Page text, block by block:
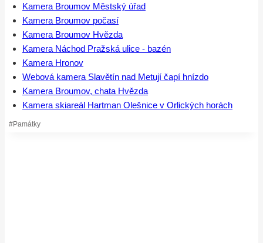
Kamera Broumov Městský úřad
Kamera Broumov počasí
Kamera Broumov Hvězda
Kamera Náchod Pražská ulice - bazén
Kamera Hronov
Webová kamera Slavětín nad Metují čapí hnízdo
Kamera Broumov, chata Hvězda
Kamera skiareál Hartman Olešnice v Orlických horách
#Památky